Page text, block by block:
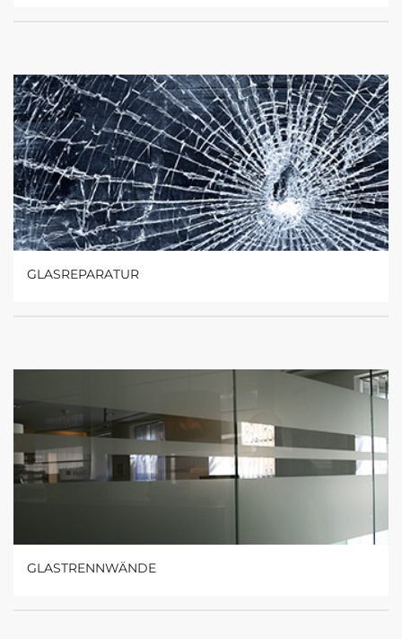
GLASREPARATUR
GLASTRENNWÄNDE